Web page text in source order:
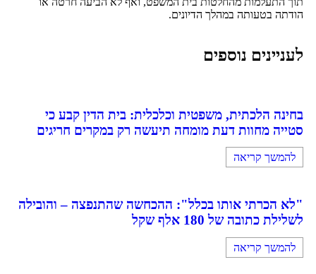
הודתה בטעותה במהלך הדיונים.
לעניינים נוספים
בחינה הלכתית, משפטית וכלכלית: בית הדין קבע כי
סטייה מחוות דעת מומחה תיעשה רק במקרים חריגים
להמשך קריאה
"לא הכרתי אותו בכלל": ההכחשה שהתנפצה – והובילה
לשלילת כתובה של 180 אלף שקל
להמשך קריאה